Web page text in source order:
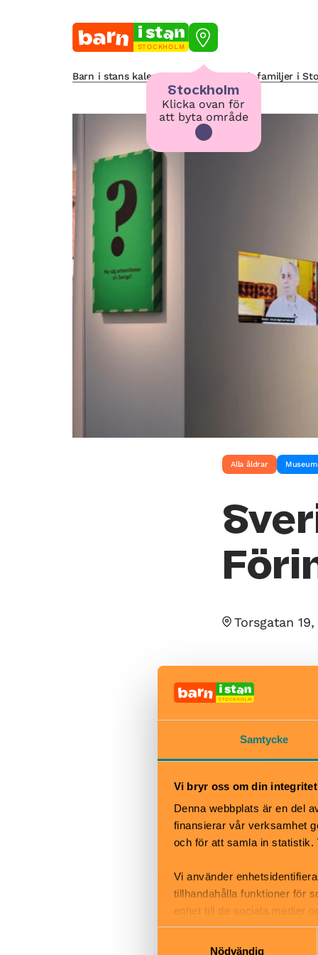
Samtycke
Vi bryr oss om din integritet
Denna webbplats är en del
finansierar vår verksamhet
och för att samla in
Vi använder
tillhandahålla funktioner för
enhet till de sociala medier
informationen med annan
Nödvändig
STOCKHOLM
Stockholm
Klicka ovan för
att byta område
Barn i stans kalendarium för barn och familjer i
Alla åldrar Museum
Torsgatan
Sveriges
Stockholm.
Testa den
Under helger
Tisdag: 11 -17
Onsdag: 11–20